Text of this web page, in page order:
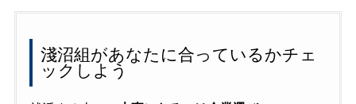
淺沼組があなたに合っているかチェ
ックしよう